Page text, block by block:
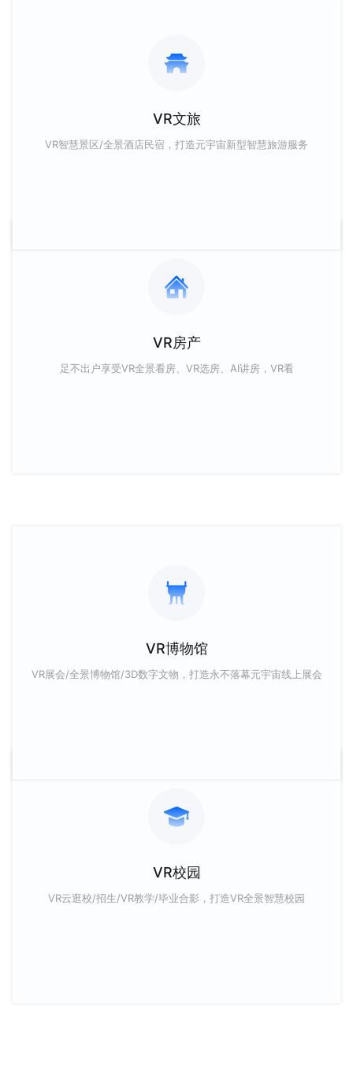
VR文旅
VR智慧景区/全景酒店民宿，打造元宇宙新型智慧旅游服务
VR房产
足不出户享受VR全景看房、VR选房、AI讲房，VR看
VR博物馆
VR展会/全景博物馆/3D数字文物，打造永不落幕元宇宙线上展会
VR校园
VR云逛校/招生/VR教学/毕业合影，打造VR全景智慧校园